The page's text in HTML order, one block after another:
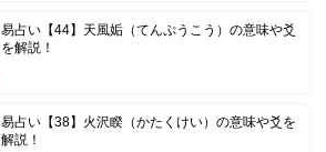
易占い【44】天風姤（てんぷうこう）の意味や爻
を解説！
易占い【38】火沢睽（かたくけい）の意味や爻を
解説！